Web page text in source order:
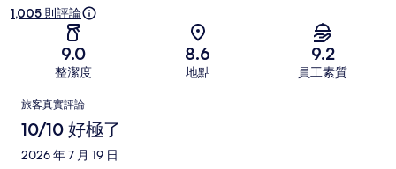
1,005 則評論
9.0
整潔度
8.6
地點
9.2
員工素質
評
論
旅客真實評論
10/10 好極了
2026 年 7 月 19 日